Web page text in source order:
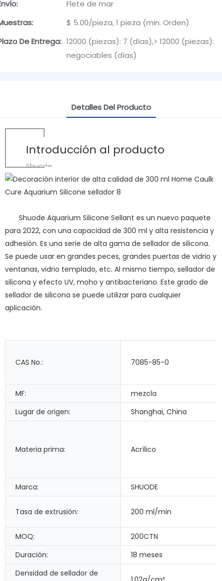
Flete de mar
$ 5.00/pieza, 1 pieza (min. Orden)
De Entrega: 12000 (piezas): 7 (días),> 12000 (piezas):
negociables (días)
Detalles Del Producto
Introducción al producto
Shuode
Shuode Aquarium Silicone Sellant es un nuevo paquete
para 2022, con una capacidad de 300 ml y alta resistencia y
adhesión. Es una serie de alta gama de sellador de silicona.
Se puede usar en grandes peces, grandes puertas de vidrio y
ventanas, vidrio templado, etc. Al mismo tiempo, sellador de
silicona y efecto UV, moho y antibacteriano. Este grado de
sellador de silicona se puede utilizar para cualquier
aplicación.
CAS No.: 7085-85-0
MF:
mezcla
Lugar de origen:
Shanghai, China
Materia prima: Acrílico
Marca: SHUODE
Tasa de extrusión: 200 ml/min
MOQ:
200CTN
Duración:
18 meses
Densidad de sellador de